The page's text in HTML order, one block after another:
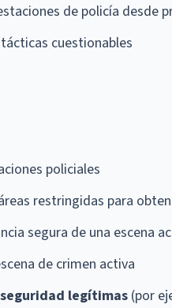
de policía desde
cuestionables
policiales
restringidas para
segura de una escena
de crimen activa
legítimas (por